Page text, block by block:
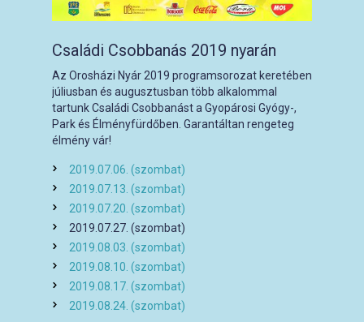
Családi Csobbanás 2019 nyarán
Az Orosházi Nyár 2019 programsorozat keretében
júliusban és augusztusban több alkalommal
tartunk Családi Csobbanást a Gyopárosi Gyógy-,
Park és Élményfürdőben. Garantáltan rengeteg
élmény vár!
2019.07.06. (szombat)
2019.07.13. (szombat)
2019.07.20. (szombat)
2019.07.27. (szombat)
2019.08.03. (szombat)
2019.08.10. (szombat)
2019.08.17. (szombat)
2019.08.24. (szombat)